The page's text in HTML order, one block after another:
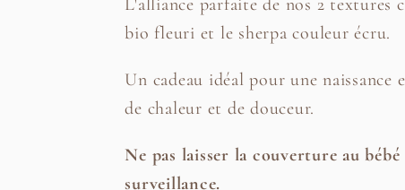
L'alliance parfaite de nos 2 textures
bio fleuri et le sherpa couleur écru.
Un cadeau idéal pour une
de chaleur et de douceur.
Ne pas laisser la couverture au bébé
surveillance.